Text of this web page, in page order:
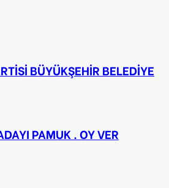
BÜYÜKŞEHİR BELEDİYE
PAMUK . OY VER